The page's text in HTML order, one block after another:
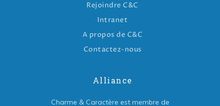
Rejoindre C&C
Intranet
A propos de C&C
Contactez-nous
Alliance
Charme & Caractère est membre de